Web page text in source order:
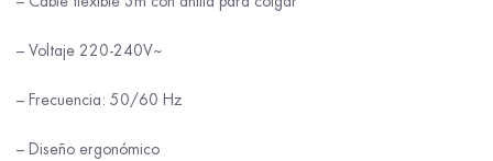
– Voltaje 220-240V~
– Frecuencia: 50/60 Hz
– Diseño ergonómico